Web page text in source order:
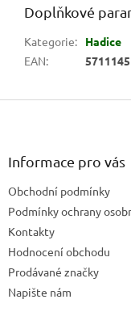
Doplňkové
Kategorie:
Hadice
EAN:
Z
Informace pro vás
Obchodní podmínky
Podmínky ochrany
Kontakty
Hodnocení obchodu
Prodávané značky
Napište nám